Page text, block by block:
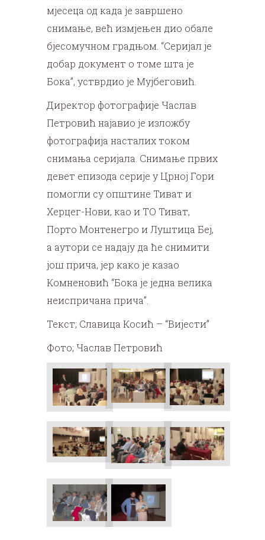
мјесеца од када је завршено
снимање, већ измјењен дио обале
бјесомучном градњом. “Серијал је
добар документ о томе шта је
Бока”, устврдио је Мујбеговић.
Директор фотографије Часлав
Петровић најавио је изложбу
фотографија насталих током
снимања серијала. Снимање првих
девет епизода серије у Црној Гори
помогли су општине Тиват и
Херцег-Нови, као и ТО Тиват,
Порто Монтенегро и Луштица Беј,
а аутори се надају да ће снимити
још прича, јер како је казао
Комненовић “Бока је једна велика
неиспричана прича”.
Текст; Славица Косић – “Вијести”
Фото; Часлав Петровић